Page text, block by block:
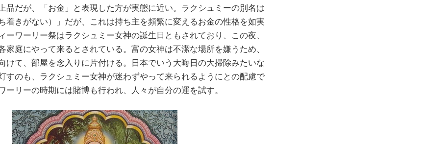
品だが、「お金」と表現した方が実態に近い。ラクシュミーの別名は
着きがない）」だが、これは持ち主を頻繁に変えるお金の性格を如実
ーワーリー祭はラクシュミー女神の誕生日ともされており、この夜、
家庭にやって来るとされている。富の女神は不潔な場所を嫌うため、
けて、部屋を念入りに片付ける。日本でいう大晦日の大掃除みたいな
すのも、ラクシュミー女神が迷わずやって来られるようにとの配慮で
ーリーの時期には賭博も行われ、人々が自分の運を試す。